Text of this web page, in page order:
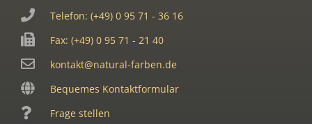
Telefon: (+49) 0 95 71 - 36 16
Fax: (+49) 0 95 71 - 21 40
kontakt@natural-farben.de
Bequemes Kontaktformular
Frage stellen